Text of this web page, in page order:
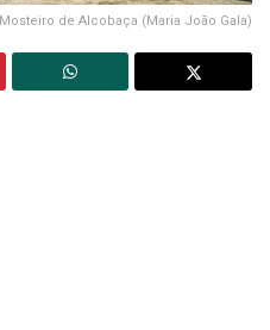
Mosteiro de Alcobaça (Maria João Gala)